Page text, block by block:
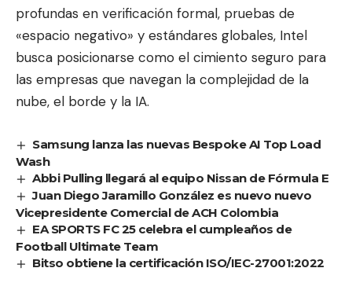
profundas en verificación formal, pruebas de
«espacio negativo» y estándares globales, Intel
busca posicionarse como el cimiento seguro para
las empresas que navegan la complejidad de la
nube, el borde y la IA.
Samsung lanza las nuevas Bespoke AI Top Load
Wash
Abbi Pulling llegará al equipo Nissan de Fórmula E
Juan Diego Jaramillo González es nuevo nuevo
Vicepresidente Comercial de ACH Colombia
EA SPORTS FC 25 celebra el cumpleaños de
Football Ultimate Team
Bitso obtiene la certificación ISO/IEC-27001:2022